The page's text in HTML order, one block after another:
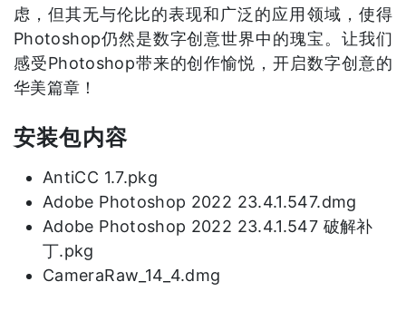
虑，但其无与伦比的表现和广泛的应用领域，使得
Photoshop仍然是数字创意世界中的瑰宝。让我们
感受Photoshop带来的创作愉悦，开启数字创意的
华美篇章！
安装包内容
AntiCC 1.7.pkg
Adobe Photoshop 2022 23.4.1.547.dmg
Adobe Photoshop 2022 23.4.1.547 破解补
丁.pkg
CameraRaw_14_4.dmg